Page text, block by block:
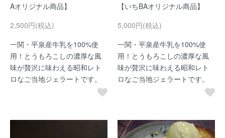
Aオリジナル商品】
2,500円(税込)
一関・平泉産牛乳を100%使
用！とうもろこしの濃厚な風
味が贅沢に味わえる昭和レト
ロなご当地ジェラートです。
【いちBAオリジナル商品】
5,000円(税込)
一関・平泉産牛乳を100%使
用！とうもろこしの濃厚な風
味が贅沢に味わえる昭和レト
ロなご当地ジェラートです。